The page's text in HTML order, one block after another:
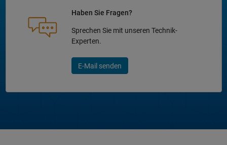
Haben Sie Fragen?
Sprechen Sie mit unseren Technik-
Experten.
E-Mail senden